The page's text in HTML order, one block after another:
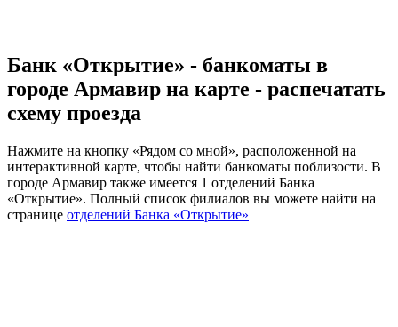
Банк «Открытие» - банкоматы в
городе Армавир на карте - распечатать
схему проезда
Нажмите на кнопку «Рядом со мной», расположенной на
интерактивной карте, чтобы найти банкоматы поблизости. В
городе Армавир также имеется 1 отделений Банка
«Открытие». Полный список филиалов вы можете найти на
странице отделений Банка «Открытие»